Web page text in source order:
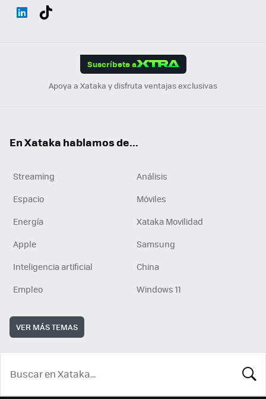
Suscríbete a
Apoya a Xataka y disfruta ventajas exclusivas
En Xataka hablamos de...
Streaming
Análisis
Espacio
Móviles
Energía
Xataka Movilidad
Apple
Samsung
Inteligencia artificial
China
Empleo
Windows 11
VER MÁS TEMAS